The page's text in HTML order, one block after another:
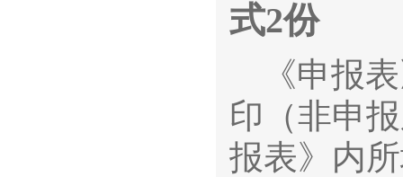
式2份
《申报
印（非申
报表》内